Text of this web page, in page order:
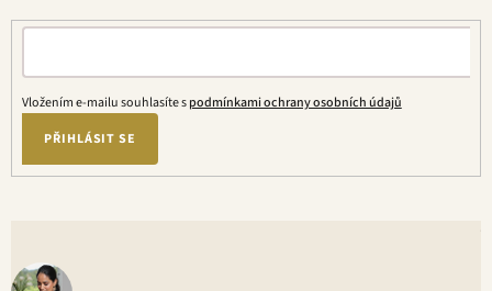
k
v
ý
s
Vložením e-mailu souhlasíte spodmínkami ochrany osobních údajů
PŘIHLÁSIT SE